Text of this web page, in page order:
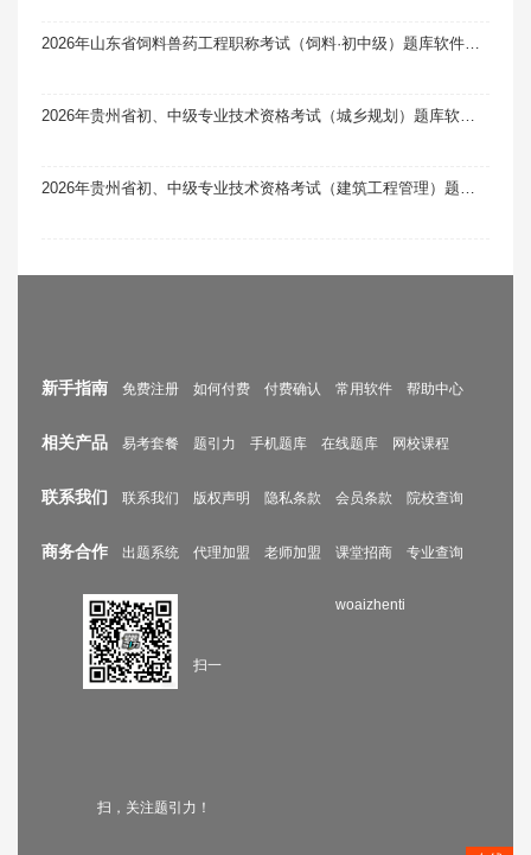
新手指南 免费注册 如何付费 付费确认 常用软件 帮助中心
相关产品 易考套餐 题引力 手机题库 在线题库 网校课程
联系我们 联系我们 版权声明 隐私条款 会员条款 院校查询
商务合作 出题系统 代理加盟 老师加盟 课堂招商 专业查询
扫一
扫，关注题引力！
woaizhenti